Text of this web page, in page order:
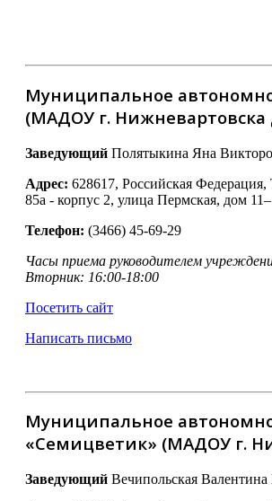
Муниципальное
(МАДОУ г.
Заведующий Полятыкина Яна
Адрес: 628617, Российская
85а - корпус 2, улица Пермская, дом
Телефон: (3466) 45-69-29
Часы приема руководителем
Вторник: 16:00-18:00
Посетить сайт
Написать письмо
Муниципальное
«Семицветик» (МАДОУ г.
Заведующий Вечипольская